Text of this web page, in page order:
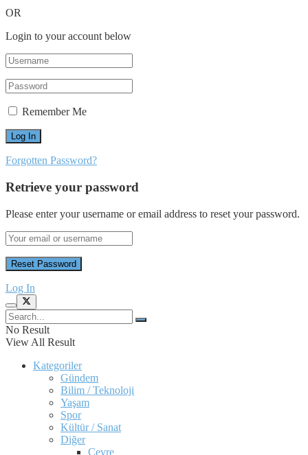
OR
Login to your account below
Remember Me
Forgotten Password?
Retrieve your password
Please enter your username or email address to reset your password.
Log In
No Result
View All Result
Kategoriler
Gündem
Bilim / Teknoloji
Yaşam
Spor
Kültür / Sanat
Diğer
Çevre